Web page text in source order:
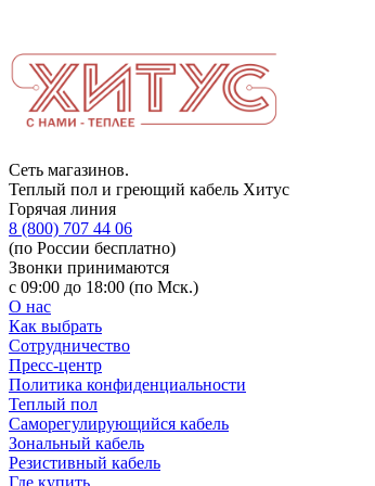
Сеть магазинов.
Теплый пол и греющий кабель Хитус
Горячая линия
8 (800) 707 44 06
(по России бесплатно)
Звонки принимаются
с 09:00 до 18:00 (по Мск.)
О нас
Как выбрать
Сотрудничество
Пресс-центр
Политика конфиденциальности
Теплый пол
Саморегулирующийся кабель
Зональный кабель
Резистивный кабель
Где купить